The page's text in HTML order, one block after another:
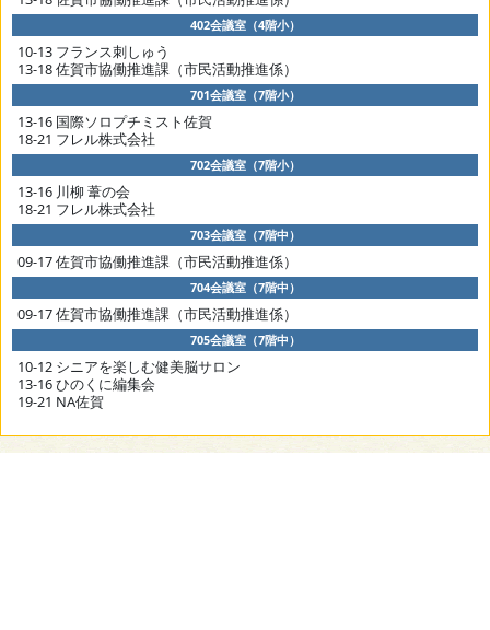
402会議室（4階小）
10-13 フランス刺しゅう
13-18 佐賀市協働推進課（市民活動推進係）
701会議室（7階小）
13-16 国際ソロプチミスト佐賀
18-21 フレル株式会社
702会議室（7階小）
13-16 川柳 葦の会
18-21 フレル株式会社
703会議室（7階中）
09-17 佐賀市協働推進課（市民活動推進係）
704会議室（7階中）
09-17 佐賀市協働推進課（市民活動推進係）
705会議室（7階中）
10-12 シニアを楽しむ健美脳サロン
13-16 ひのくに編集会
19-21 NA佐賀